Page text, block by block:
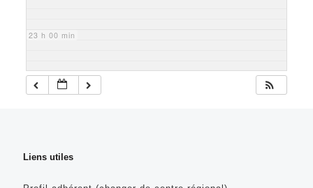
23 h 00 min
Liens utiles